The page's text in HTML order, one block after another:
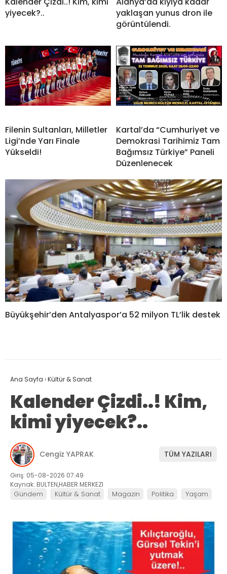
yiyecek?..
yaklaşan yunus dron ile
görüntülendi.
Filenin Sultanları, Milletler
Ligi’nde Yarı Finale
Yükseldi!
Kartal’da “Cumhuriyet ve
Demokrasi Tarihimiz Tam
Bağımsız Türkiye” Paneli
Düzenlenecek
Büyükşehir’den Antalyaspor’a 52 milyon TL’lik destek
Ana Sayfa ›Kültür & Sanat
Kalender Çizdi..! Kim,
kimi yiyecek?..
Cengiz YAPRAK TÜM YAZILARI
Giriş: 05-08-2026 07:49
Kaynak: BULTEN,HABER MERKEZI
Gündem Kültür & Sanat Magazin Politika Yaşam